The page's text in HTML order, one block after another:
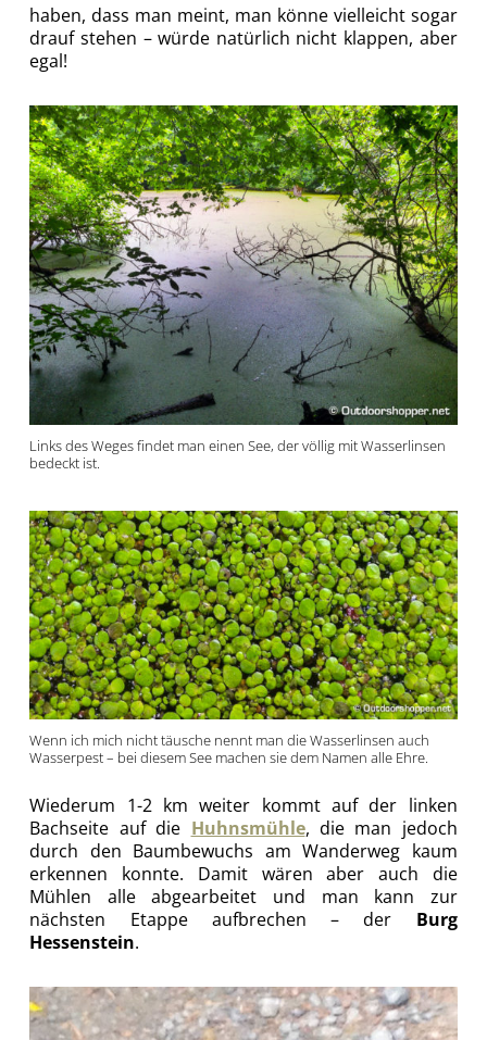
haben, dass man meint, man könne vielleicht sogar
drauf stehen – würde natürlich nicht klappen, aber
egal!
Links des Weges findet man einen See, der völlig mit Wasserlinsen
bedeckt ist.
Wenn ich mich nicht täusche nennt man die Wasserlinsen auch
Wasserpest – bei diesem See machen sie dem Namen alle Ehre.
Wiederum 1-2 km weiter kommt auf der linken
Bachseite auf die Huhnsmühle, die man jedoch
durch den Baumbewuchs am Wanderweg kaum
erkennen konnte. Damit wären aber auch die
Mühlen alle abgearbeitet und man kann zur
nächsten Etappe aufbrechen – der Burg
Hessenstein.